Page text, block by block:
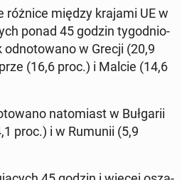
różnice między krajami UE w
ponad 45 godzin ty­go­dnio­
w Grecji (20,9
(16,6 proc.) i Malcie (14,6
na­to­miast w Buł­ga­rii
proc.) i w Rumunii (5,9